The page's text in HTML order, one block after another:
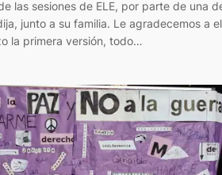
las sesiones de ELE, por parte de una
junto a su familia. Le agradecemos a
la primera versión, todo…